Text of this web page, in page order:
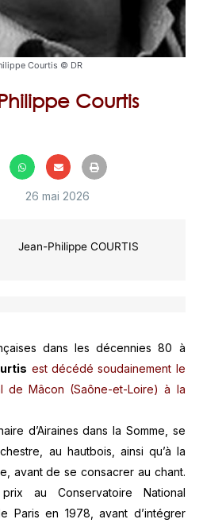
Courtis © DR
Courtis
26 mai 2026
Jean-Philippe COURTIS
dans les décennies 80 à
est décédé soudainement le
de Mâcon (Saône-et-Loire) à la
d’Airaines dans la Somme, se
au hautbois, ainsi qu’à la
avant de se consacrer au chant.
au Conservatoire National
Paris en 1978, avant d’intégrer